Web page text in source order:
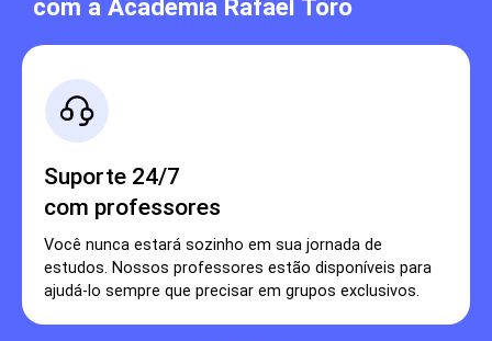
com a Academia Rafael Toro
Suporte 24/7
com professores
Você nunca estará sozinho em sua jornada de
estudos. Nossos professores estão disponíveis para
ajudá-lo sempre que precisar em grupos exclusivos.